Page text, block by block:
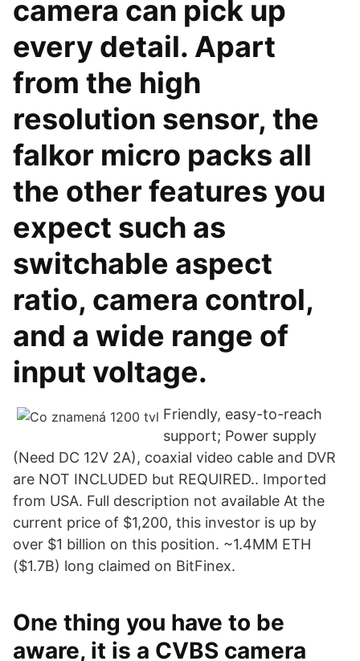
camera can pick up
every detail. Apart
from the high
resolution sensor, the
falkor micro packs all
the other features you
expect such as
switchable aspect
ratio, camera control,
and a wide range of
input voltage.
Friendly, easy-to-reach
support; Power supply
(Need DC 12V 2A), coaxial video cable and DVR
are NOT INCLUDED but REQUIRED.. Imported
from USA. Full description not available At the
current price of $1,200, this investor is up by
over $1 billion on this position. ~1.4MM ETH
($1.7B) long claimed on BitFinex.
One thing you have to be
aware, it is a CVBS camera